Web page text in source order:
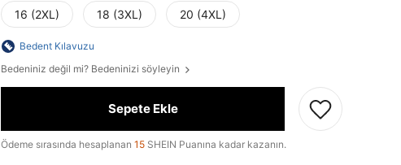
16 (2XL) 18 (3XL) 20 (4XL)
Bedent Kılavuzu
Bedeniniz değil mi? Bedeninizi söyleyin
Sepete Ekle
Ödeme sırasında hesaplanan 15 SHEIN Puanına kadar kazanın.